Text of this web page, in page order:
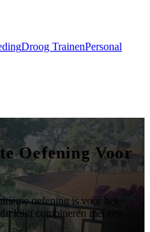
Droog TrainenPersonal
Oefening Voor
oefening is voor het
kunt combineren met een